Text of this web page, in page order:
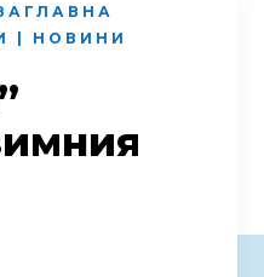
НОВИНИ